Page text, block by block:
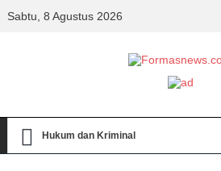
Sabtu, 8 Agustus 2026
Hukum dan Kriminal